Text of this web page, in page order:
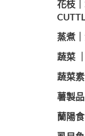
花枝
蒸煮
蔬菜
蔬菜
️薯製品
蘭陽